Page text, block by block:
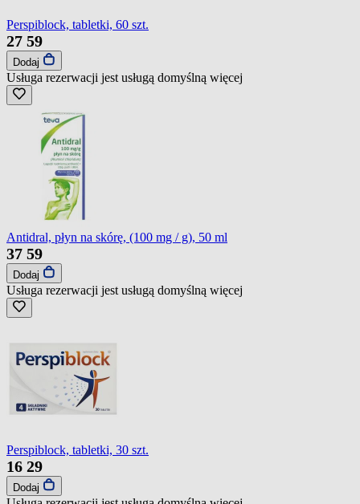
Perspiblock, tabletki, 60 szt.
27 59
Dodaj
Usługa rezerwacji jest usługą domyślną więcej
Antidral, płyn na skórę, (100 mg / g), 50 ml
37 59
Dodaj
Usługa rezerwacji jest usługą domyślną więcej
Perspiblock, tabletki, 30 szt.
16 29
Dodaj